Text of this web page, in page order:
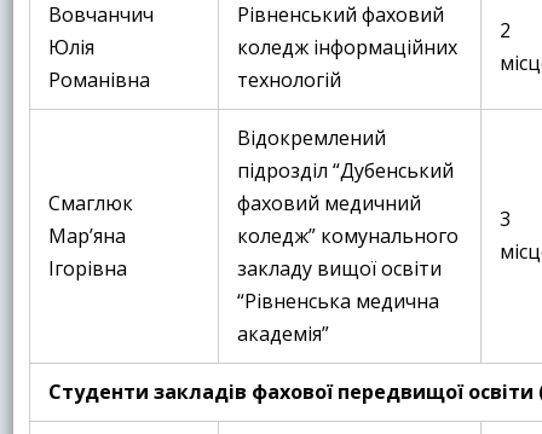
Вовчанчич
Юлія
Романівна
Рівненський фаховий
коледж інформаційних
технологій
2
Смаглюк
Марʼяна
Ігорівна
Відокремлений
підрозділ “Дубенський
фаховий медичний
коледж” комунального
закладу вищої освіти
“Рівненська медична
академія”
3
Студенти закладів фахової передвищої освіти